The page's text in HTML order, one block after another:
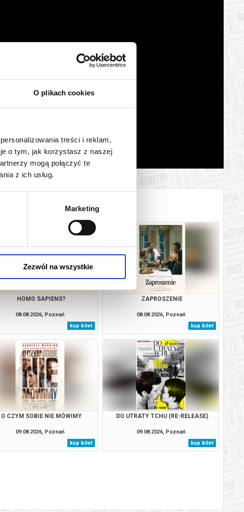
O plikach cookies
treści i reklam,
o tym, jak korzystasz z naszej
mogą połączyć te
z ich usług.
Marketing
Zezwól na wszystkie
HOMO SAPIENS?
08.08.2026, Poznań
kup bilet
ZAPROSZENIE
08.08.2026, Poznań
kup bilet
O CZYM SOBIE NIE MÓWIMY
09.08.2026, Poznań
kup bilet
DO UTRATY TCHU (RE-RELEASE)
09.08.2026, Poznań
kup bilet